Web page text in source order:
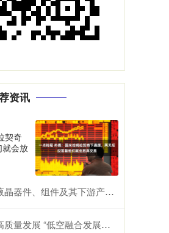
资讯
契奇
会放
产品提起337调查申请，多家中企为列名被告
空融合发展创新实验室”在鄂揭牌